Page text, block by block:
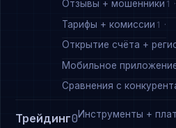
Отзывы + мошенники 1
Тарифы + комиссии 1
Открытие счёта +
Мобильное
Сравнения с
Трейдинг0Инструменты +